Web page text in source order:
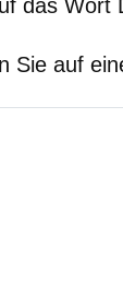
das Wort
Sie auf